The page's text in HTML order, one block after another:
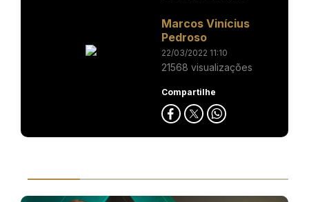
Marcos Vinícius
Pedroso
22/03/2022 11:10
21568 visualizações
Compartilhe